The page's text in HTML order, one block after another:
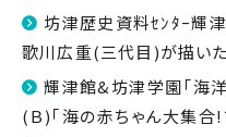
坊津歴史資料ｾﾝﾀｰ輝
歌川広重(三代目)が描い
輝津館&坊津学園「海
(Ｂ)｢海の赤ちゃん大集合